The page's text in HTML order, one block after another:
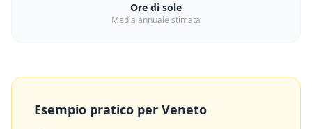
Ore di sole
Media annuale stimata
Esempio pratico per Veneto